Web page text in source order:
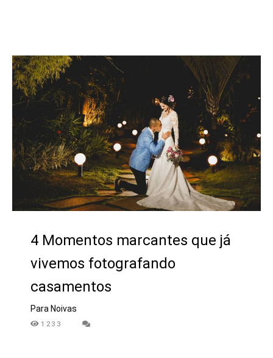
4 Momentos marcantes que já
vivemos fotografando
casamentos
Para Noivas
1233